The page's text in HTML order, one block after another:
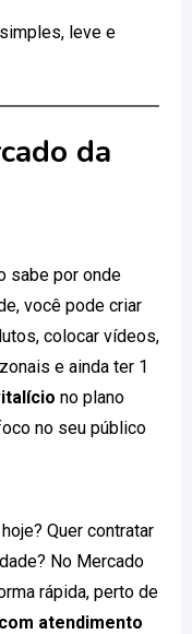
leve e
da
sabe por onde
você pode criar
colocar vídeos,
e ainda ter 1
no plano
no seu público
Quer contratar
No Mercado
rápida, perto de
atendimento